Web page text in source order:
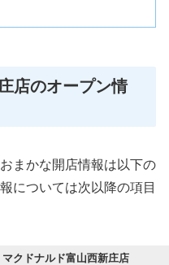
店のオープン情
まかな開店情報は以下の
については次以降の項目
マクドナルド富山西新庄店